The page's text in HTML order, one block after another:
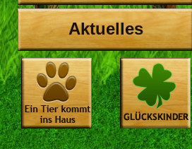
Aktuelles